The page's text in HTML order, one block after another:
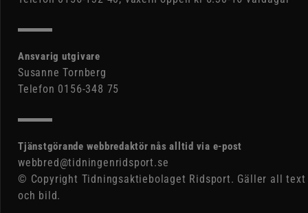
Ansvarig utgivare
Susanne Tornberg
Telefon 0156-348 75
Tjänstgörande webbredaktör nås alltid via e-post
webbred@tidningenridsport.se
© Copyright Tidningsaktiebolaget Ridsport. Gäller all text
och bild.